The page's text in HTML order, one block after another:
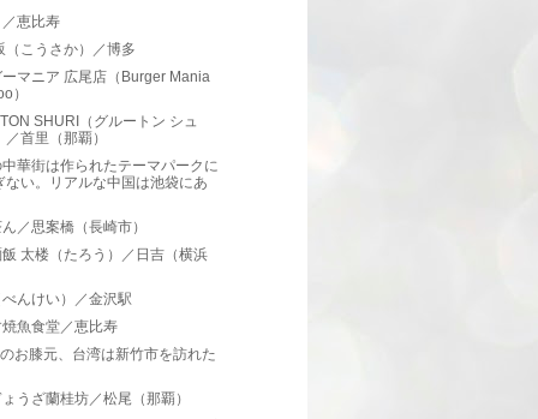
恵比寿
（こうさか）／博多
マニア 広尾店（Burger Mania
）
SHURI（グルートン シュ
／首里（那覇）
華街は作られたテーマパークに
ない。リアルな中国は池袋にあ
／思案橋（長崎市）
太楼（たろう）／日吉（横浜
んけい）／金沢駅
魚食堂／恵比寿
お膝元、台湾は新竹市を訪れた
うざ蘭桂坊／松尾（那覇）